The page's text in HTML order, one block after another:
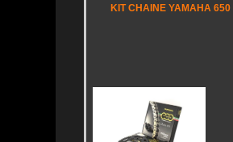
KIT CHAINE YAMAHA